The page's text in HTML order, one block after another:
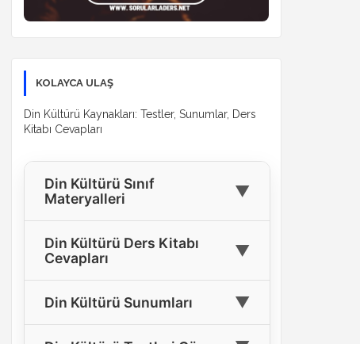
KOLAYCA ULAŞ
Din Kültürü Kaynakları: Testler, Sunumlar, Ders
Kitabı Cevapları
Din Kültürü Sınıf
Materyalleri
▼
🎓 4. Sınıf Din Kültürü Materyalleri
🎓 5. Sınıf Din Kültürü Materyalleri
🎓 6. Sınıf Din Kültürü Materyalleri
Din Kültürü Ders Kitabı
Cevapları
▼
📘
4. Sınıf Din Kültürü Ders Kitabı
Cevapları
Din Kültürü Sunumları ▼
Tüm Sınıflar İçin Din Kültürü